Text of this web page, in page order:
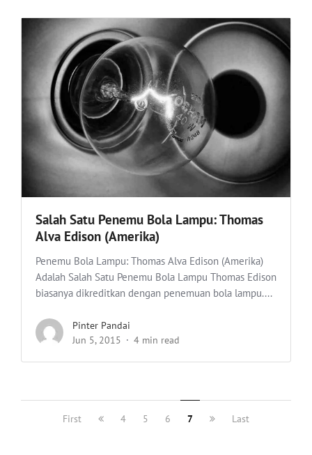
Salah Satu Penemu Bola Lampu: Thomas
Alva Edison (Amerika)
Penemu Bola Lampu: Thomas Alva Edison (Amerika)
Adalah Salah Satu Penemu Bola Lampu Thomas Edison
biasanya dikreditkan dengan penemuan bola lampu....
Pinter Pandai
Jun 5, 2015
4 min read
First 4 5 6 7 Last